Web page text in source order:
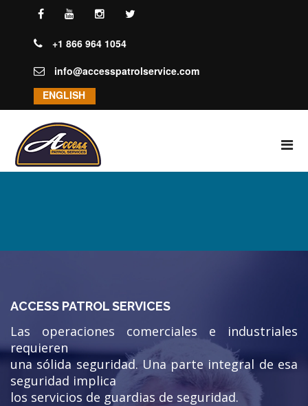
+1 866 964 1054
info@accesspatrolservice.com
ENGLISH
TRABAJOS
BLOG
TESTIMONIOS
ACCESS PATROL SERVICES
Las operaciones comerciales e industriales
requieren
una sólida seguridad. Una parte integral de esa
seguridad implica
los servicios de guardias de seguridad.